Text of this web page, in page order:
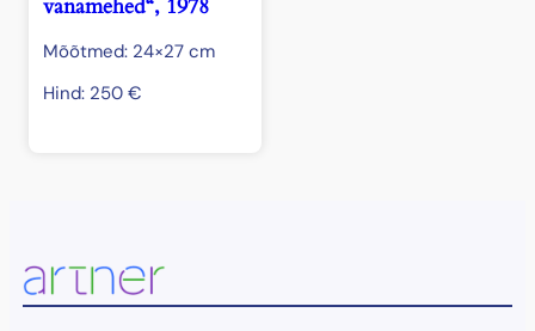
vanamehed“, 1978
Mõõtmed: 24×27 cm
Hind: 250 €